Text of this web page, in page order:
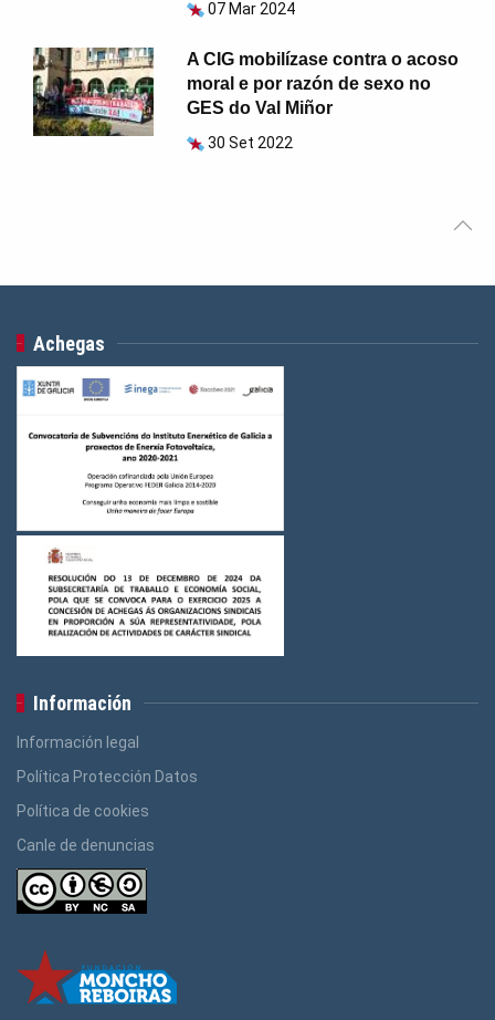
07 Mar 2024
A CIG mobilízase contra o acoso
moral e por razón de sexo no
GES do Val Miñor
30 Set 2022
Achegas
Información
Información legal
Política Protección Datos
Política de cookies
Canle de denuncias